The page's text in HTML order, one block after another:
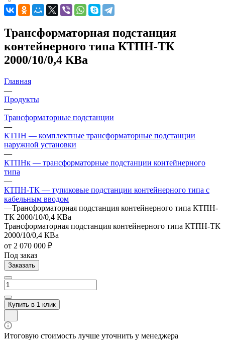
Трансформаторная подстанция
контейнерного типа КТПН-ТК
2000/10/0,4 КВа
Главная
—
Продукты
—
Трансформаторные подстанции
—
КТПН — комплектные трансформаторные подстанции
наружной установки
—
КТПНк — трансформаторные подстанции контейнерного
типа
—
КТПН-ТК — тупиковые подстанции контейнерного типа с
кабельным вводом
—Трансформаторная подстанция контейнерного типа КТПН-
ТК 2000/10/0,4 КВа
Трансформаторная подстанция контейнерного типа КТПН-ТК
2000/10/0,4 КВа
от 2 070 000 ₽
Под заказ
Заказать
Купить в 1 клик
Итоговую стоимость лучше уточнить у менеджера